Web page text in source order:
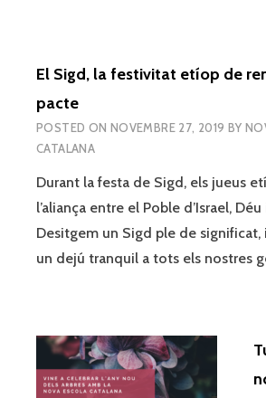
El Sigd, la festivitat etíop de
pacte
POSTED ON NOVEMBRE 27, 2019 BY
CATALANA
Durant la festa de Sigd, els jueus
l’aliança entre el Poble d’Israel,
Desitgem un Sigd ple de
un dejú tranquil a tots els nostres